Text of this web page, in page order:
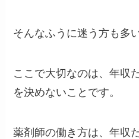
そんなふうに迷う方も多
ここで大切なのは、年収
を決めないことです。
薬剤師の働き方は、年収